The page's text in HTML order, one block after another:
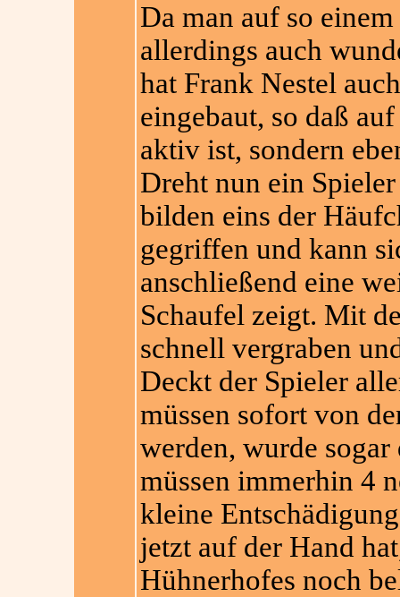
Da man auf so
allerdings auch
hat Frank Nestel
eingebaut, so daß
aktiv ist, sondern
Dreht nun ein
bilden eins der
gegriffen und kann
anschließend eine
Schaufel zeigt. Mit
schnell vergraben
Deckt der Spieler
müssen sofort von
werden, wurde
müssen immerhin 4
kleine
jetzt auf der Hand
Hühnerhofes noch